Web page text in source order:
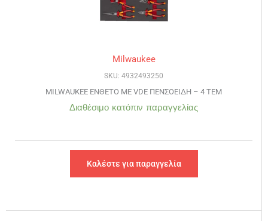
Milwaukee
SKU: 4932493250
MILWAUKEE ΕΝΘΕΤΟ ΜΕ VDE ΠΕΝΣΟΕΙΔΗ – 4 ΤΕΜ
Διαθέσιμο κατόπιν παραγγελίας
Καλέστε για παραγγελία